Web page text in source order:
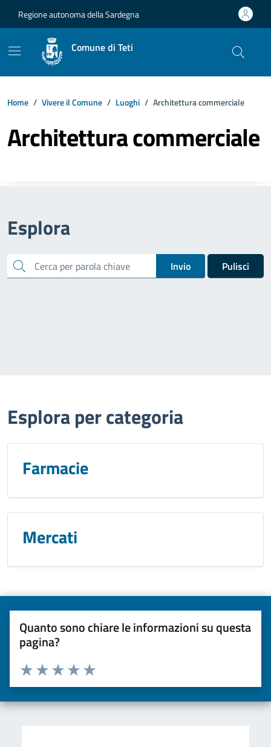
Regione autonoma della Sardegna
Comune di Teti
Home Vivere il Comune Luoghi Architettura commerciale
Architettura commerciale
Esplora
cerca Invio Pulisci
Esplora per categoria
Farmacie
Mercati
Quanto sono chiare le informazioni su questa
pagina?
Valuta da 1 a 5 stelle la pagina
Valuta 5 stelle su 5
Valuta 4 stelle su 5
Valuta 3 stelle su 5
Valuta 2 stelle su 5
Valuta una stella su 5